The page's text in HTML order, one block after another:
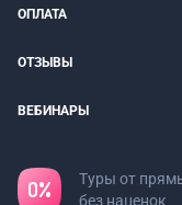
ОПЛАТА
ОТЗЫВЫ
ВЕБИНАРЫ
Туры от
без наценок